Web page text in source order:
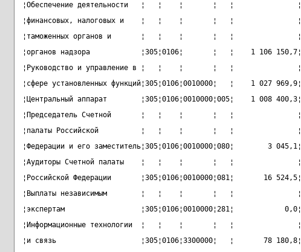
¦Обеспечение деятельности   ¦   ¦    ¦       ¦   ¦               ¦
¦финансовых, налоговых и    ¦   ¦    ¦       ¦   ¦               ¦
¦таможенных органов и       ¦   ¦    ¦       ¦   ¦               ¦
¦органов надзора            ¦305¦0106¦       ¦   ¦    1 106 150,7¦
¦Руководство и управление в ¦   ¦    ¦       ¦   ¦               ¦
¦сфере установленных функций¦305¦0106¦0010000¦   ¦    1 027 969,9¦
¦Центральный аппарат        ¦305¦0106¦0010000¦005¦    1 008 400,3¦
¦Председатель Счетной       ¦   ¦    ¦       ¦   ¦               ¦
¦палаты Российской          ¦   ¦    ¦       ¦   ¦               ¦
¦Федерации и его заместитель¦305¦0106¦0010000¦080¦        3 045,1¦
¦Аудиторы Счетной палаты    ¦   ¦    ¦       ¦   ¦               ¦
¦Российской Федерации       ¦305¦0106¦0010000¦081¦       16 524,5¦
¦Выплаты независимым        ¦   ¦    ¦       ¦   ¦               ¦
¦экспертам                  ¦305¦0106¦0010000¦281¦            0,0¦
¦Информационные технологии  ¦   ¦    ¦       ¦   ¦               ¦
¦и связь                    ¦305¦0106¦3300000¦   ¦       78 180,8¦